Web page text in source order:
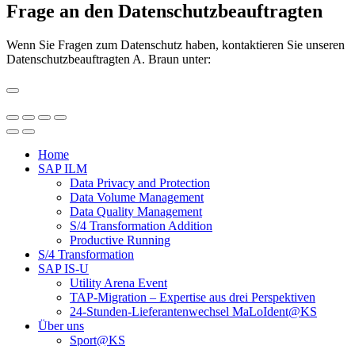
Frage an den Daten­schutz­be­auf­tragten
Wenn Sie Fragen zum Datenschutz haben, kontaktieren Sie unseren
Datenschutzbeauftragten A. Braun unter:
Home
SAP ILM
Data Privacy and Protection
Data Volume Management
Data Quality Management
S/4 Transformation Addition
Productive Running
S/4 Transformation
SAP IS-U
Utility Arena Event
TAP-Migration – Expertise aus drei Perspektiven
24-Stunden-Lieferanten­wechsel MaLoIdent@KS
Über uns
Sport@KS